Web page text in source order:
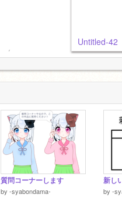
Untitled-42
質問コーナーします
by -syabondama-
新し
by -